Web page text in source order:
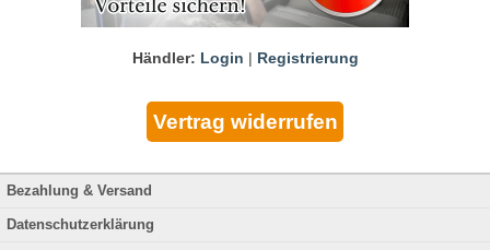
Händler: Login | Registrierung
Bezahlung & Versand
Datenschutzerklärung